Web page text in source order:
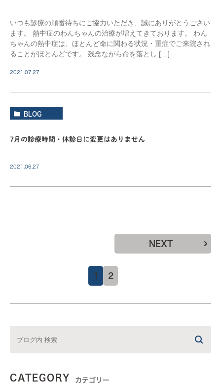
いつも診療の順番待ちにご協力いただき、誠にありがとうござい
ます。 熱中症のわんちゃんの治療が増えてきております。 わん
ちゃんの熱中症は、ほとんど命に関わる状況・重症でご来院され
ることがほとんどです。 残念ながら命を落とし […]
2021.07.27
BLOG
7月の診療時間・休診日に変更はありません
2021.06.27
1 2
NEXT
CATEGORY カテゴリー